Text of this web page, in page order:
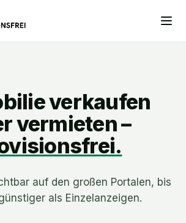
verkaufen
vermieten –
auf den großen Portalen, bis
als Einzelanzeigen.